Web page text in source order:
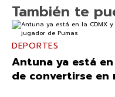
También te
DEPORTES
Antuna ya está
de convertirse en